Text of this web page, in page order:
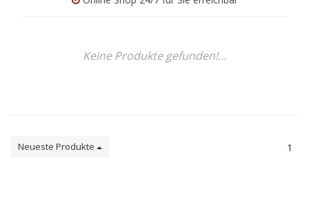
Keine Produkte gefunden!...
Neueste Produkte 1